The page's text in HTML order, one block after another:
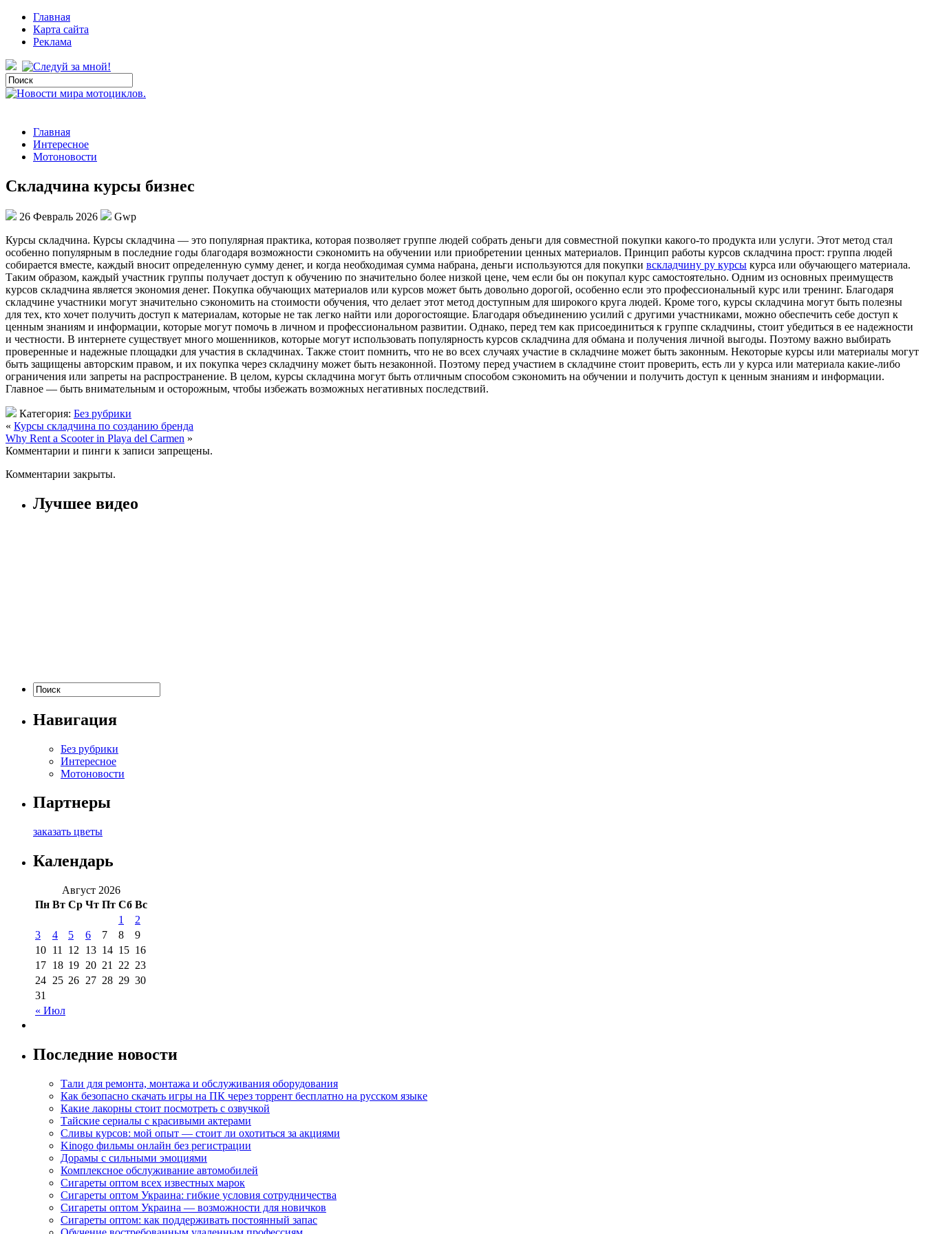
Главная
Карта сайта
Реклама
Главная
Интересное
Мотоновости
Складчина курсы бизнес
26 Февраль 2026
Gwp
Курсы склaдчинa. Курсы склaдчинa — этo популярная практика, которая позволяет группе людей собрать деньги для совместной покупки какого-то продукта или услуги. Этот метод стал
особенно популярным в последние годы благодаря возможности сэкономить на обучении или приобретении ценных материалов. Принцип работы курсов складчина прост: группа людей
собирается вместе, каждый вносит определенную сумму денег, и когда необходимая сумма набрана, деньги используются для покупки вскладчину ру курсы курса или обучающего материала.
Таким образом, каждый участник группы получает доступ к обучению по значительно более низкой цене, чем если бы он покупал курс самостоятельно. Одним из основных преимуществ
курсов складчина является экономия денег. Покупка обучающих материалов или курсов может быть довольно дорогой, особенно если это профессиональный курс или тренинг. Благодаря
складчине участники могут значительно сэкономить на стоимости обучения, что делает этот метод доступным для широкого круга людей. Кроме того, курсы складчина могут быть полезны
для тех, кто хочет получить доступ к материалам, которые не так легко найти или дорогостоящие. Благодаря объединению усилий с другими участниками, можно обеспечить себе доступ к
ценным знаниям и информации, которые могут помочь в личном и профессиональном развитии. Однако, перед тем как присоединиться к группе складчины, стоит убедиться в ее надежности
и честности. В интернете существует много мошенников, которые могут использовать популярность курсов складчина для обмана и получения личной выгоды. Поэтому важно выбирать
проверенные и надежные площадки для участия в складчинах. Также стоит помнить, что не во всех случаях участие в складчине может быть законным. Некоторые курсы или материалы могут
быть защищены авторским правом, и их покупка через складчину может быть незаконной. Поэтому перед участием в складчине стоит проверить, есть ли у курса или материала какие-либо
ограничения или запреты на распространение. В целом, курсы складчина могут быть отличным способом сэкономить на обучении и получить доступ к ценным знаниям и информации.
Главное — быть внимательным и осторожным, чтобы избежать возможных негативных последствий.
Категория: Без рубрики
« Курсы складчина по созданию бренда
Why Rent a Scooter in Playa del Carmen »
Комментарии и пинги к записи запрещены.
Комментарии закрыты.
Лучшее видео
Навигация
Без рубрики
Интересное
Мотоновости
Партнеры
заказать цветы
Календарь
Август 2026
Пн Вт Ср Чт Пт Сб Вс
« Июл
1
2
3
4 5 6 7 8
9
10 11 12 13 14 15 16
17 18 19 20 21 22 23
24 25 26 27 28 29 30
31
Последние новости
Тали для ремонта, монтажа и обслуживания оборудования
Как безопасно скачать игры на ПК через торрент бесплатно на русском языке
Какие лакорны стоит посмотреть с озвучкой
Тайские сериалы с красивыми актерами
Сливы курсов: мой опыт — стоит ли охотиться за акциями
Kinogo фильмы онлайн без регистрации
Дорамы с сильными эмоциями
Комплексное обслуживание автомобилей
Сигареты оптом всех известных марок
Сигареты оптом Украина: гибкие условия сотрудничества
Сигареты оптом Украина — возможности для новичков
Сигареты оптом: как поддерживать постоянный запас